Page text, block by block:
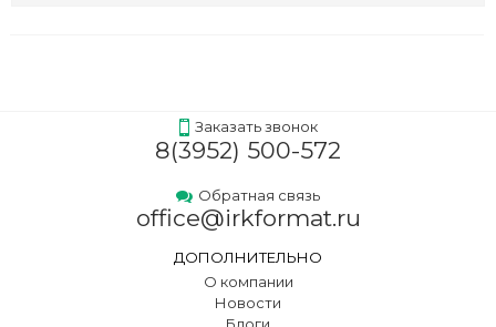
Заказать звонок
8(3952) 500-572
Обратная связь
office@irkformat.ru
ДОПОЛНИТЕЛЬНО
О компании
Новости